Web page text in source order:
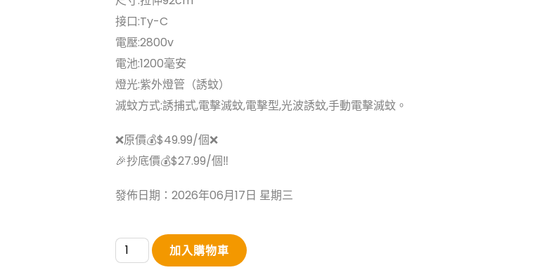
接口:Ty-C
電壓:2800v
電池:1200毫安
燈光:紫外燈管（誘蚊）
滅蚊方式:誘捕式,電擊滅蚊,電擊型,光波誘蚊,手動電擊滅蚊。
❌原價💰$49.99/個❌
🎉抄底價💰$27.99/個‼
發佈日期：2026年06月17日 星期三
伸
縮
加入購物車